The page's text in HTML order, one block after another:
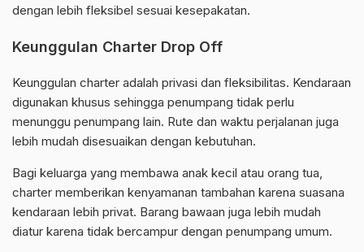
dengan lebih fleksibel sesuai kesepakatan.
Keunggulan Charter Drop Off
Keunggulan charter adalah privasi dan fleksibilitas. Kendaraan
digunakan khusus sehingga penumpang tidak perlu
menunggu penumpang lain. Rute dan waktu perjalanan juga
lebih mudah disesuaikan dengan kebutuhan.
Bagi keluarga yang membawa anak kecil atau orang tua,
charter memberikan kenyamanan tambahan karena suasana
kendaraan lebih privat. Barang bawaan juga lebih mudah
diatur karena tidak bercampur dengan penumpang umum.